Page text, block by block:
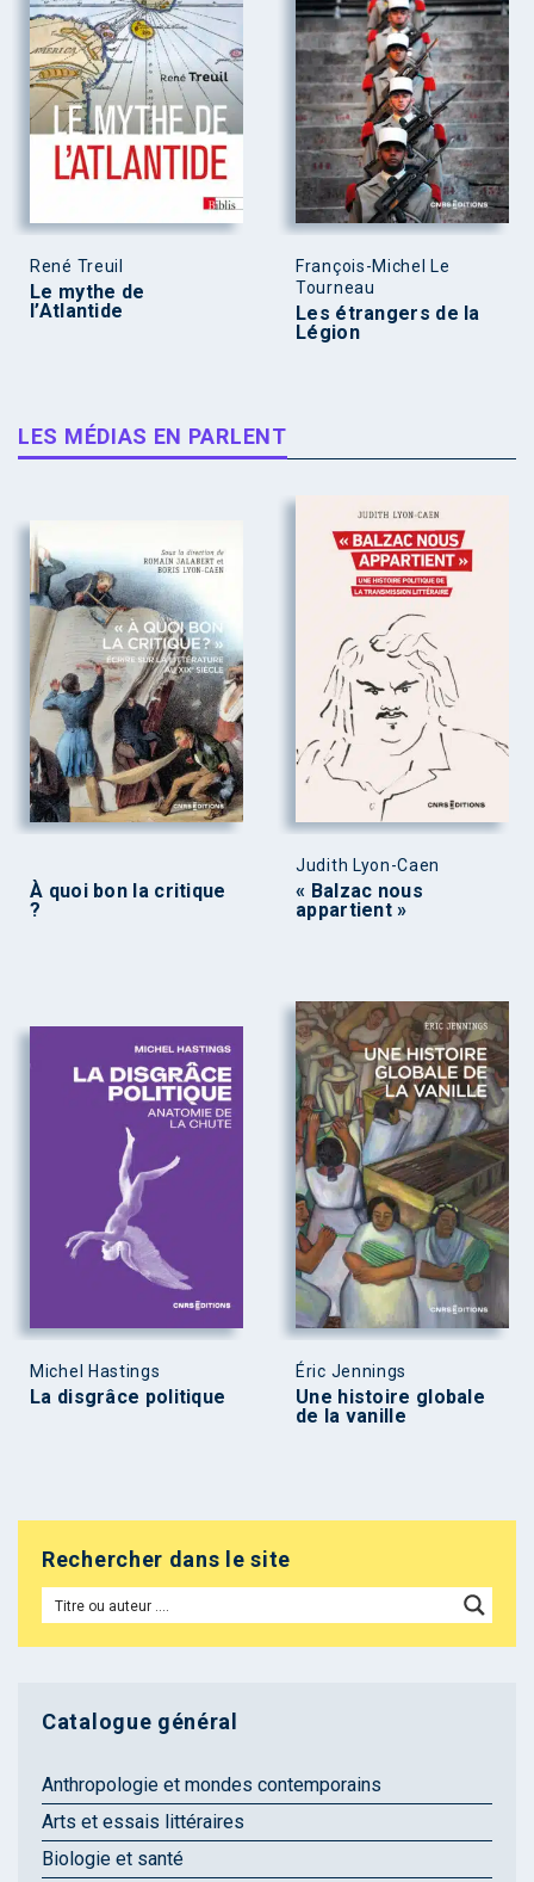
René Treuil
Le mythe de
l’Atlantide
François-Michel Le
Tourneau
Les étrangers de la
Légion
LES MÉDIAS EN PARLENT
À quoi bon la critique
?
Judith Lyon-Caen
« Balzac nous
appartient »
Michel Hastings
La disgrâce politique
Éric Jennings
Une histoire globale
de la vanille
Rechercher dans le site
Catalogue général
Anthropologie et mondes contemporains
Arts et essais littéraires
Biologie et santé